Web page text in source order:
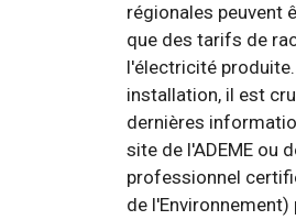
régionales peuvent
que des tarifs de
l'électricité
installation, il est
dernières
site de l'ADEME ou
professionnel
de